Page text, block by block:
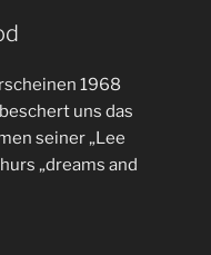
1968
uns das
seiner „Lee
„dreams and